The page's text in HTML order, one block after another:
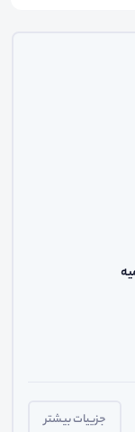
جزییات بیشتر